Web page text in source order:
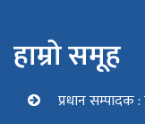
हाम्रो समूह
प्रधान सम्पादक